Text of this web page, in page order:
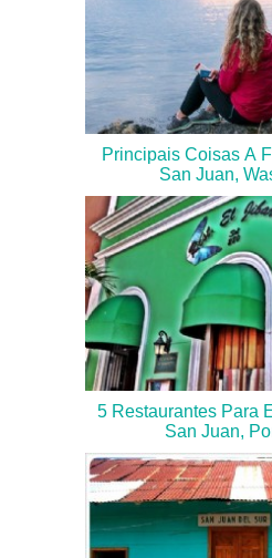
Principais Coisas A
San Juan,
5 Restaurantes Para
San Juan,